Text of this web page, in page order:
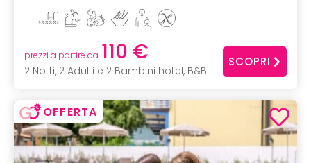
prezzi a partire da 110 €
2 Notti, 2 Adulti e 2 Bambini hotel, B&B
SCOPRI
OFFERTA